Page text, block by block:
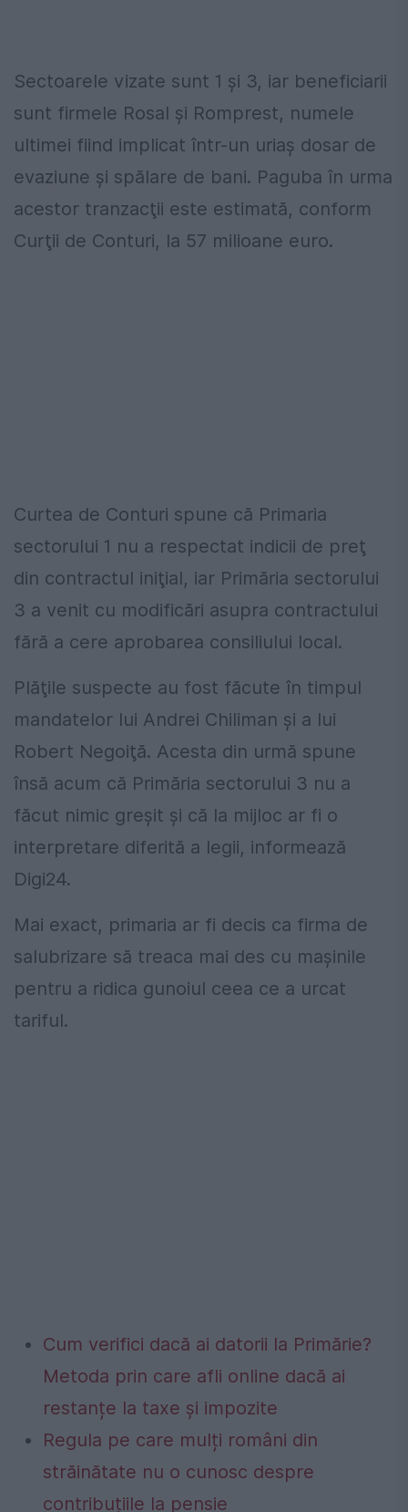
Sectoarele vizate sunt 1 şi 3, iar beneficiarii
sunt firmele Rosal şi Romprest, numele
ultimei fiind implicat într-un uriaş dosar de
evaziune şi spălare de bani. Paguba în urma
acestor tranzacţii este estimată, conform
Curţii de Conturi, la 57 milioane euro.
Curtea de Conturi spune că Primaria
sectorului 1 nu a respectat indicii de preţ
din contractul iniţial, iar Primăria sectorului
3 a venit cu modificări asupra contractului
fără a cere aprobarea consiliului local.
Plăţile suspecte au fost făcute în timpul
mandatelor lui Andrei Chiliman şi a lui
Robert Negoiţă. Acesta din urmă spune
însă acum că Primăria sectorului 3 nu a
făcut nimic greşit şi că la mijloc ar fi o
interpretare diferită a legii, informează
Digi24.
Mai exact, primaria ar fi decis ca firma de
salubrizare să treaca mai des cu maşinile
pentru a ridica gunoiul ceea ce a urcat
tariful.
Cum verifici dacă ai datorii la Primărie?
Metoda prin care afli online dacă ai
restanțe la taxe și impozite
Regula pe care mulți români din
străinătate nu o cunosc despre
contribuțiile la pensie